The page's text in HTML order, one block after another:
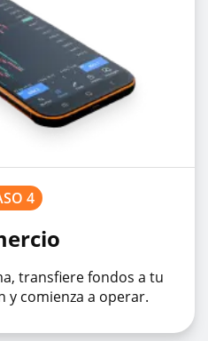
4
transfiere fondos a tu
y comienza a operar.